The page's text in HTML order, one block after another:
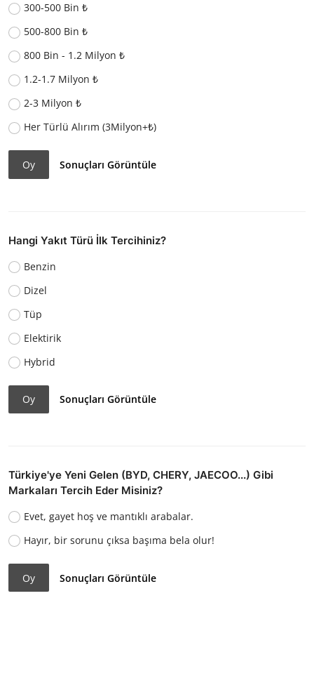
300-500 Bin ₺
500-800 Bin ₺
800 Bin - 1.2 Milyon ₺
1.2-1.7 Milyon ₺
2-3 Milyon ₺
Her Türlü Alırım (3Milyon+₺)
Oy Sonuçları Görüntüle
Hangi Yakıt Türü İlk Tercihiniz?
Benzin
Dizel
Tüp
Elektirik
Hybrid
Oy Sonuçları Görüntüle
Türkiye'ye Yeni Gelen (BYD, CHERY, JAECOO...) Gibi
Markaları Tercih Eder Misiniz?
Evet, gayet hoş ve mantıklı arabalar.
Hayır, bir sorunu çıksa başıma bela olur!
Oy Sonuçları Görüntüle